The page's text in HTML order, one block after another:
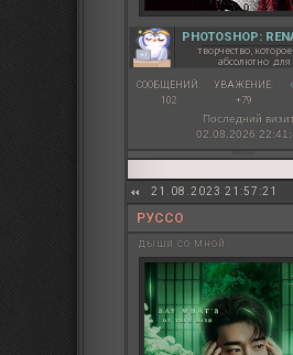
PHOTOSHOP:
творчество,
абсолютно для
СООБЩЕНИЙ:
102
УВАЖЕНИЕ:
+79
Последний
02.08.2026
21.08.2023 21:57:21
РУССО
дыши со мной